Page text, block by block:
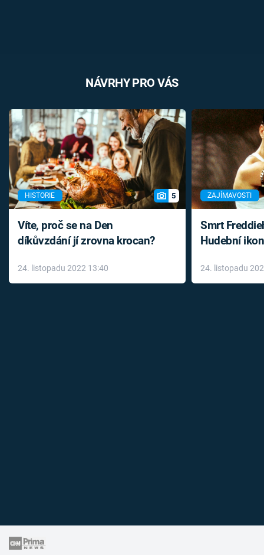
NÁVRHY PRO VÁS
HISTORIE 5
Víte, proč se na Den
díkůvzdání jí zrovna krocan?
24. listopadu 2022 13:40
ZAJÍMAVOSTI
Smrt
Hudební
léky
24. listopadu